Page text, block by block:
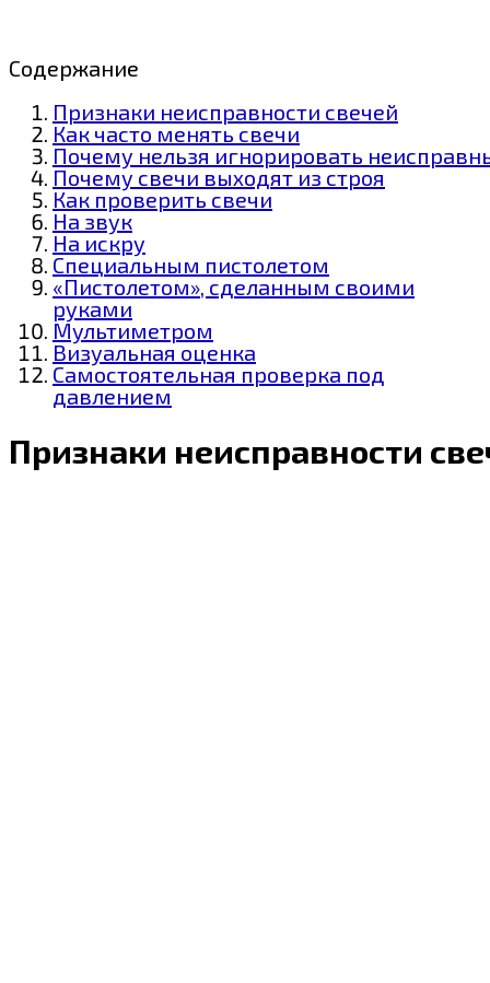
Содержание
Признаки неисправности свечей
Как часто менять свечи
Почему нельзя игнорировать
Почему свечи выходят из строя
Как проверить свечи
На звук
На искру
Специальным пистолетом
«Пистолетом», сделанным своими
руками
Мультиметром
Визуальная оценка
Самостоятельная проверка под
давлением
Признаки неисправности